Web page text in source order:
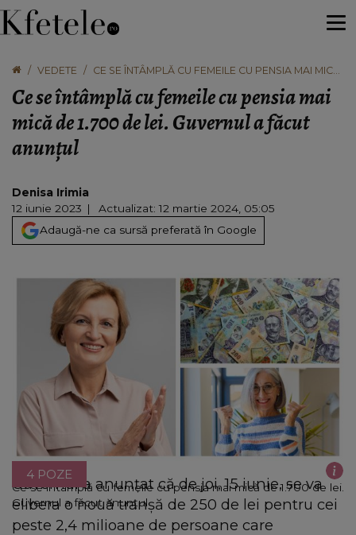
VEDETE
CE SE ÎNTÂMPLĂ CU FEMEILE CU PENSIA MAI MICĂ
Ce se întâmplă cu femeile cu pensia mai
mică de 1.700 de lei. Guvernul a făcut
anunțul
Denisa Irimia
12 iunie 2023
Actualizat: 12 martie 2024, 05:05
Adaugă-ne ca sursă preferată în Google
Ce se întâmplă cu femeile cu pensia mai mică de 1.700 de lei.
Guvernul a făcut anunțul
4 POZE
Guvernul a anunțat că de joi, 15 iunie, se va
elibera o nouă tranșă de 250 de lei pentru cei
peste 2,4 milioane de persoane care